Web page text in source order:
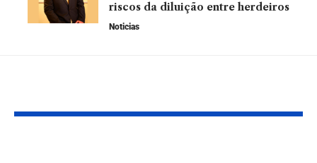
riscos da diluição entre herdeiros
Noticias